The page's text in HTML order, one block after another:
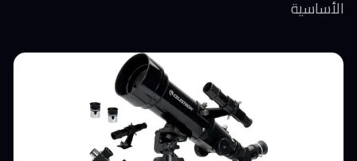
الأساسية